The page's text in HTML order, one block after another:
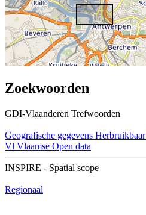
Zoekwoorden
GDI-Vlaanderen Trefwoorden
Geografische gegevens Herbruikbaar
Vl Vlaamse Open data
INSPIRE - Spatial scope
Regionaal